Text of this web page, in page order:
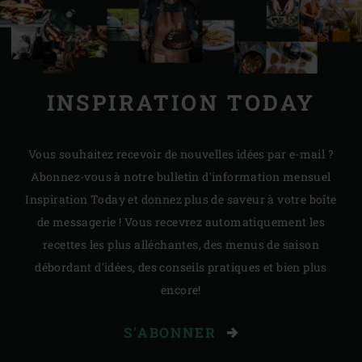
INSPIRATION TODAY
Vous souhaitez recevoir de nouvelles idées par e-mail ?
Abonnez-vous à notre bulletin d'information mensuel
Inspiration Today et donnez plus de saveur à votre boîte
de messagerie ! Vous recevrez automatiquement les
recettes les plus alléchantes, des menus de saison
débordant d'idées, des conseils pratiques et bien plus
encore!
S'ABONNER